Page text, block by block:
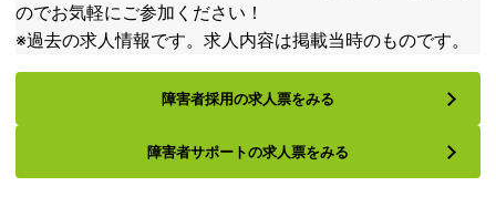
のでお気軽にご参加ください！
※過去の求人情報です。求人内容は掲載当時のものです。
障害者採用の求人票をみる
障害者サポートの求人票をみる